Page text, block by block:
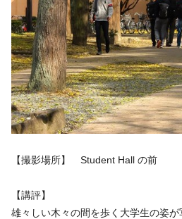
【撮影場所】 Student Hall の前
【講評】
雄々しい木々の間を歩く大学生の姿